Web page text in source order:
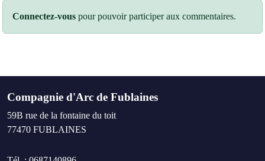
Connectez-vous pour pouvoir participer aux commentaires.
Compagnie d'Arc de Fublaines
59B rue de la fontaine du toit
77470 FUBLAINES